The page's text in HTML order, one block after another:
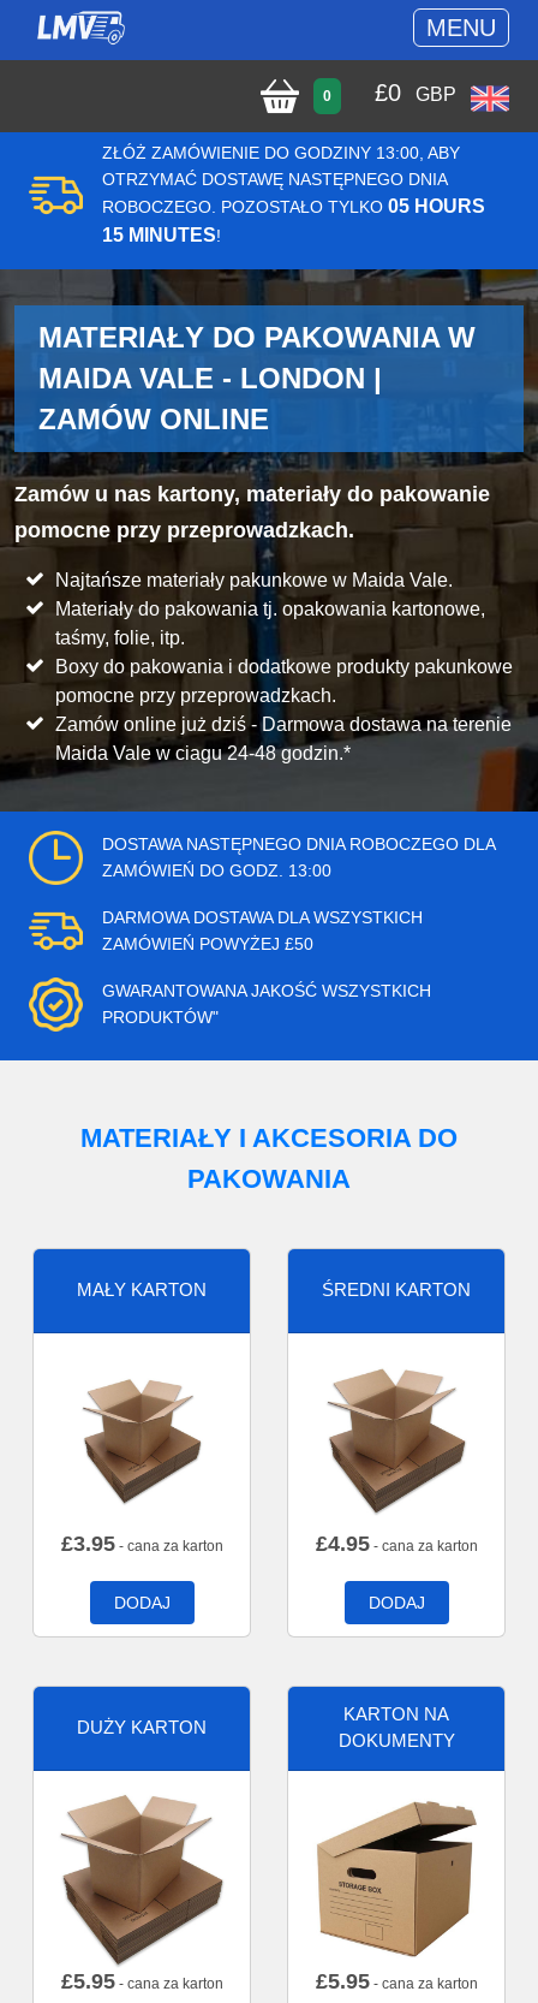
MENU
0 £0 GBP
ZŁÓŻ ZAMÓWIENIE DO GODZINY 13:00, ABY
OTRZYMAĆ DOSTAWĘ NASTĘPNEGO DNIA
ROBOCZEGO. POZOSTAŁO TYLKO 05 HOURS
15 MINUTES!
MATERIAŁY DO PAKOWANIA W
MAIDA VALE - LONDON |
ZAMÓW ONLINE
Zamów u nas kartony, materiały do pakowanie
pomocne przy przeprowadzkach.
Najtańsze materiały pakunkowe w Maida Vale.
Materiały do pakowania tj. opakowania kartonowe,
taśmy, folie, itp.
Boxy do pakowania i dodatkowe produkty pakunkowe
pomocne przy przeprowadzkach.
Zamów online już dziś - Darmowa dostawa na terenie
Maida Vale w ciagu 24-48 godzin.*
DOSTAWA NASTĘPNEGO DNIA ROBOCZEGO DLA
ZAMÓWIEŃ DO GODZ. 13:00
DARMOWA DOSTAWA DLA WSZYSTKICH
ZAMÓWIEŃ POWYŻEJ £50
GWARANTOWANA JAKOŚĆ WSZYSTKICH
PRODUKTÓW"
MATERIAŁY I AKCESORIA DO
PAKOWANIA
MAŁY KARTON
£3.95- cana za karton
DODAJ
ŚREDNI KARTON
£4.95- cana za karton
DODAJ
DUŻY KARTON
£5.95- cana za karton
KARTON NA
DOKUMENTY
£5.95- cana za karton